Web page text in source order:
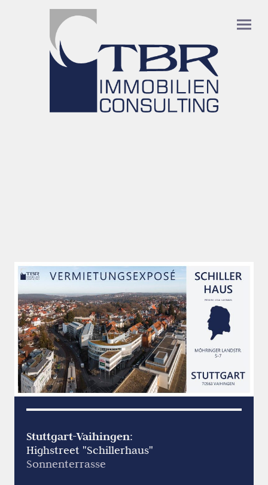
Stuttgart-Vaihingen:
Highstreet "Schillerhaus"
Sonnenterrasse